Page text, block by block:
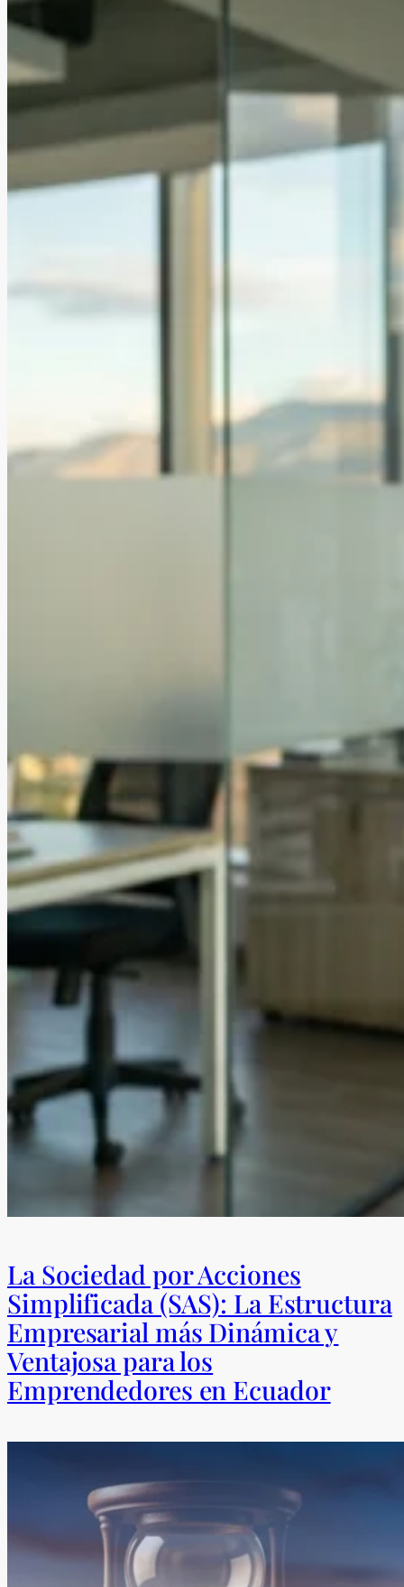
La Sociedad por Acciones
Simplificada (SAS): La Estructura
Empresarial más Dinámica y
Ventajosa para los
Emprendedores en Ecuador